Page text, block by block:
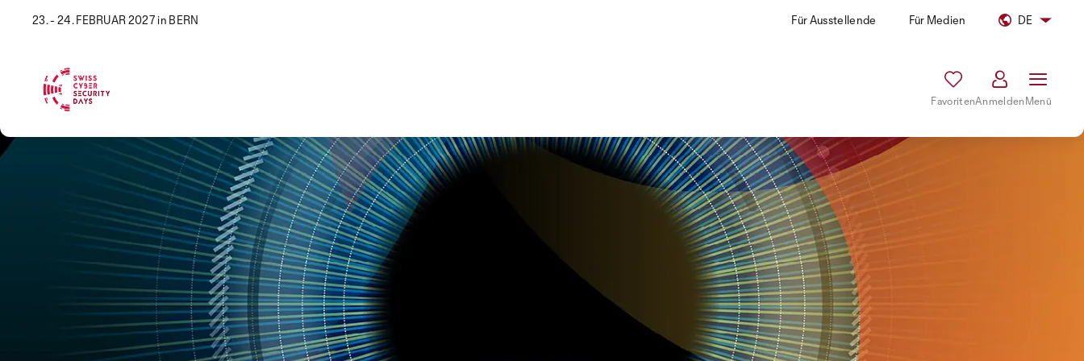
23. - 24. FEBRUAR 2027 in BERN Für Ausstellende Für Medien DE
FavoritenAnmeldenMenü